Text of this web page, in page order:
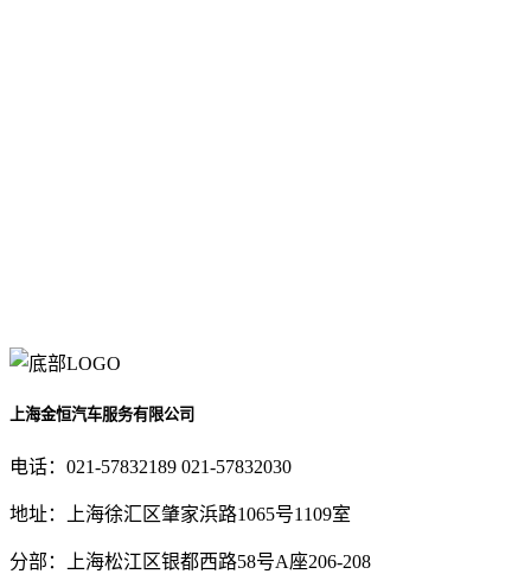
上海金恒汽车服务有限公司
电话：021-57832189 021-57832030
地址：上海徐汇区肇家浜路1065号1109室
分部：上海松江区银都西路58号A座206-208